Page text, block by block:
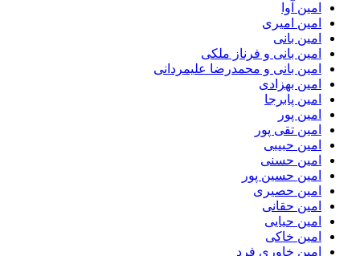
امین آوا
امین امیری
امین بانی
امین بانی و فرناز ملکی
امین بانی و محمدرضا علیمردانی
امین بهزادی
امین پابرجا
امین پور
امین تقی پور
امین حبیبی
امین حسنی
امین حسین پور
امین حصیری
امین حقانی
امین حیایی
امین خاکی
امین خاوری فرد